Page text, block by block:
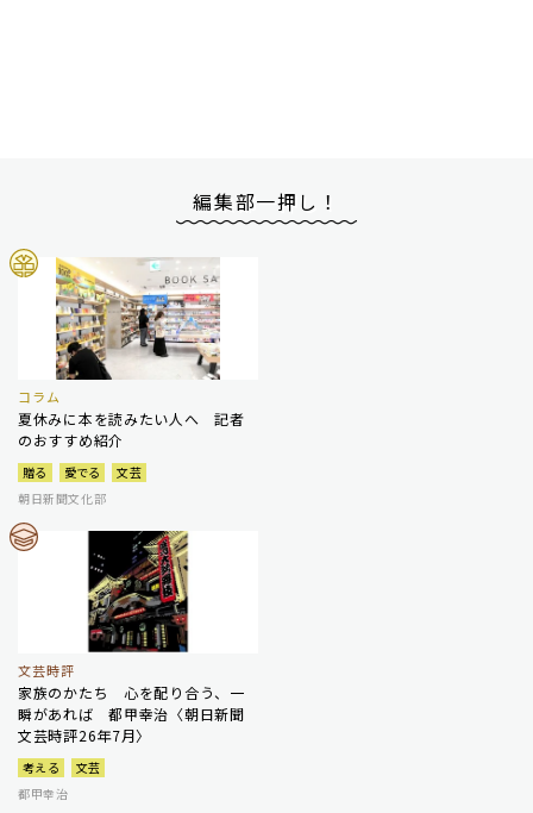
編集部一押し！
コラム
夏休みに本を読みたい人へ 記者
のおすすめ紹介
贈る 愛でる
文芸
朝日新聞文化部
文芸時評
家族のかたち 心を配り合う、一
瞬があれば 都甲幸治〈朝日新聞
文芸時評26年7月〉
考える
文芸
都甲幸治